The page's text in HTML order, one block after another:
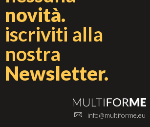
novità.
iscriviti alla
nostra
Newsletter.
info@multiforme.eu